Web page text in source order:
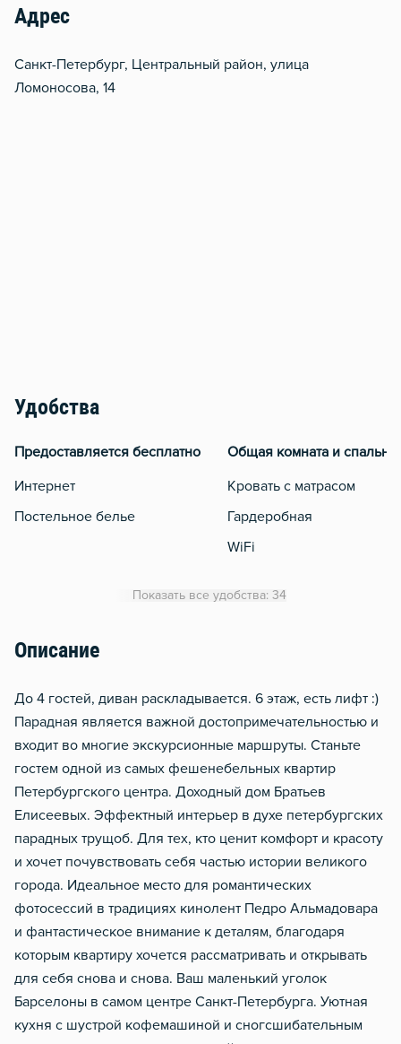
Адрес
Санкт-Петербург, Центральный район, улица
Ломоносова, 14
Удобства
Предоставляется бесплатно
Интернет
Постельное белье
Общая комната и спальня
Кровать с матрасом
Гардеробная
WiFi
Москитная сеть
Водонагреватель
Стол, рабочее место
Домофон
Тапочки
Показать все удобства: 34
Описание
До 4 гостей, диван раскладывается. 6 этаж, есть лифт :)
Парадная является важной достопримечательностью и
входит во многие экскурсионные маршруты. Станьте
гостем одной из самых фешенебельных квартир
Петербургского центра. Доходный дом Братьев
Елисеевых. Эффектный интерьер в духе петербургских
парадных трущоб. Для тех, кто ценит комфорт и красоту
и хочет почувствовать себя частью истории великого
города. Идеальное место для романтических
фотосессий в традициях кинолент Педро Альмадовара
и фантастическое внимание к деталям, благодаря
которым квартиру хочется рассматривать и открывать
для себя снова и снова. Ваш маленький уголок
Барселоны в самом центре Санкт-Петербурга. Уютная
кухня с шустрой кофемашиной и сногсшибательным